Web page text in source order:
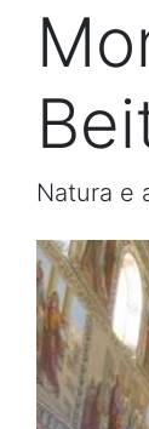
Natura e